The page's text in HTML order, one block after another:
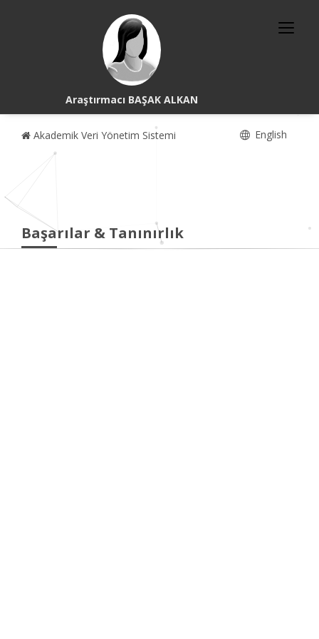
Araştırmacı BAŞAK ALKAN
Akademik Veri Yönetim Sistemi English
Başarılar & Tanınırlık